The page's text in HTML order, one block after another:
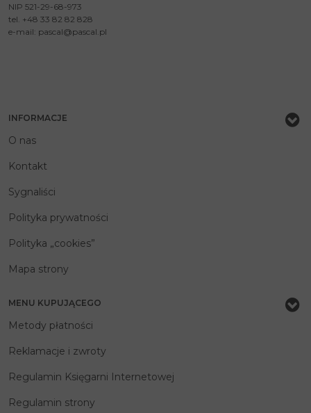
NIP 521-29-68-973
tel. +48 33 82 82 828
e-mail: pascal@pascal.pl
INFORMACJE
O nas
Kontakt
Sygnaliści
Polityka prywatności
Polityka „cookies”
Mapa strony
MENU KUPUJĄCEGO
Metody płatności
Reklamacje i zwroty
Regulamin Księgarni Internetowej
Regulamin strony